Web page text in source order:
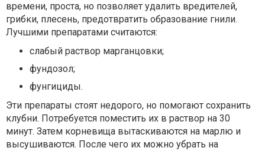
времени, проста, но позволяет удалить вредителей,
грибки, плесень, предотвратить образование гнили.
Лучшими препаратами считаются:
слабый раствор марганцовки;
фундозол;
фунгициды.
Эти препараты стоят недорого, но помогают сохранить
клубни. Потребуется поместить их в раствор на 30
минут. Затем корневища вытаскиваются на марлю и
высушиваются. После чего их можно убрать на